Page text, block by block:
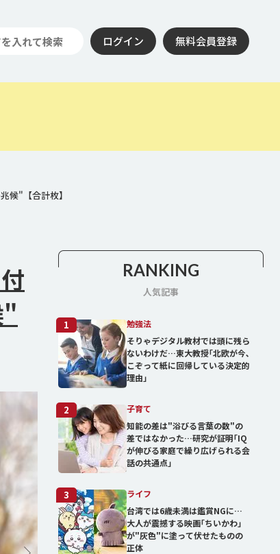
ログイン 無料会員登録
候"【合計枚】
"
RANKING
人気記事
1
勉強法
そりゃデジタル教材では頭に残ら
ないわけだ…東大教授｢北欧が今､
こぞって紙に回帰している決定的
理由」
2
子育て
知能の差は"浴びる言葉の数"の
差ではなかった…研究が証明｢IQ
が伸びる家庭で繰り広げられる会
話の共通点｣
3
ライフ
台湾では6歳未満は鑑賞NGに…
大人が震撼する映画｢ちいかわ｣
が"灰色"に塗って伏せたものの
正体